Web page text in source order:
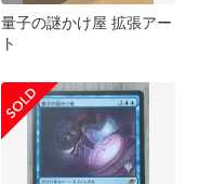
量子の謎かけ屋 拡張アー
ト